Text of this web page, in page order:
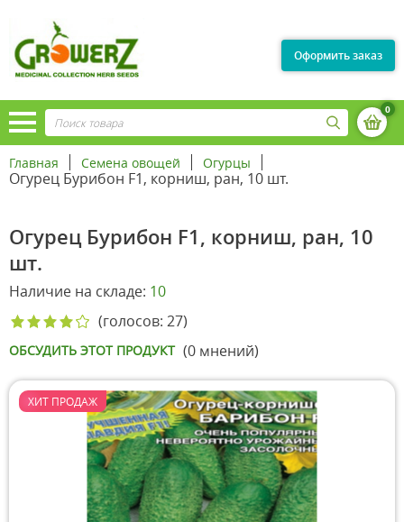
Оформить заказ
0
Главная Семена овощей Огурцы
Огурец Бурибон F1, корниш, ран, 10 шт.
Огурец Бурибон F1, корниш, ран, 10
шт.
Наличие на складе: 10
(голосов: 27)
ОБСУДИТЬ ЭТОТ ПРОДУКТ (0 мнений)
ХИТ ПРОДАЖ